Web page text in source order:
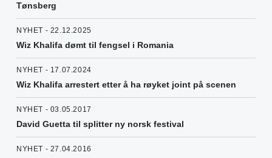
Tønsberg
NYHET - 22.12.2025
Wiz Khalifa dømt til fengsel i Romania
NYHET - 17.07.2024
Wiz Khalifa arrestert etter å ha røyket joint på scenen
NYHET - 03.05.2017
David Guetta til splitter ny norsk festival
NYHET - 27.04.2016